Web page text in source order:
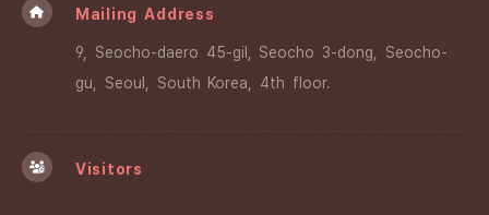
Mailing Address
9, Seocho-daero 45-gil, Seocho 3-dong, Seocho-
gu, Seoul, South Korea, 4th floor.
Visitors